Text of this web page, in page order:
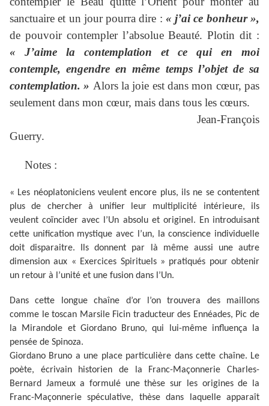
sanctuaire et un jour pourra dire : « j’ai ce bonheur »,
de pouvoir contempler l’absolue Beauté. Plotin dit :
« J’aime la contemplation et ce qui en moi
contemple, engendre en même temps l’objet de sa
contemplation. » Alors la joie est dans mon cœur, pas
seulement dans mon cœur, mais dans tous les cœurs.
Jean-François
Guerry.
Notes :
« Les néoplatoniciens veulent encore plus, ils ne se contentent
plus de chercher à unifier leur multiplicité intérieure, ils
veulent coïncider avec l’Un absolu et originel. En introduisant
cette unification mystique avec l’un, la conscience individuelle
doit disparaitre. Ils donnent par là même aussi une autre
dimension aux « Exercices Spirituels » pratiqués pour obtenir
un retour à l’unité et une fusion dans l’Un.
Dans cette longue chaîne d’or l’on trouvera des maillons
comme le toscan Marsile Ficin traducteur des Ennéades, Pic de
la Mirandole et Giordano Bruno, qui lui-même influença la
pensée de Spinoza.
Giordano Bruno a une place particulière dans cette chaîne. Le
poète, écrivain historien de la Franc-Maçonnerie Charles-
Bernard Jameux a formulé une thèse sur les origines de la
Franc-Maçonnerie spéculative, thèse dans laquelle apparaît